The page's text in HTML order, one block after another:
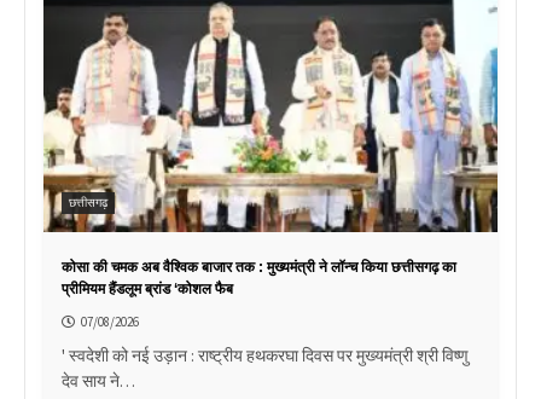
छत्तीसगढ़
कोसा की चमक अब वैश्विक बाजार तक : मुख्यमंत्री ने लॉन्च किया छत्तीसगढ़ का
प्रीमियम हैंडलूम ब्रांड ‘कोशल फैब
07/08/2026
' स्वदेशी को नई उड़ान : राष्ट्रीय हथकरघा दिवस पर मुख्यमंत्री श्री विष्णु
देव साय ने…